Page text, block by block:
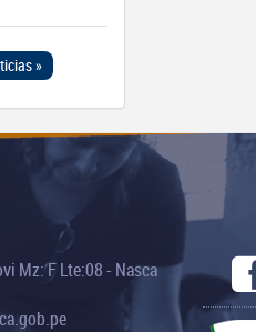
»
Mz: F Lte:08 - Nasca